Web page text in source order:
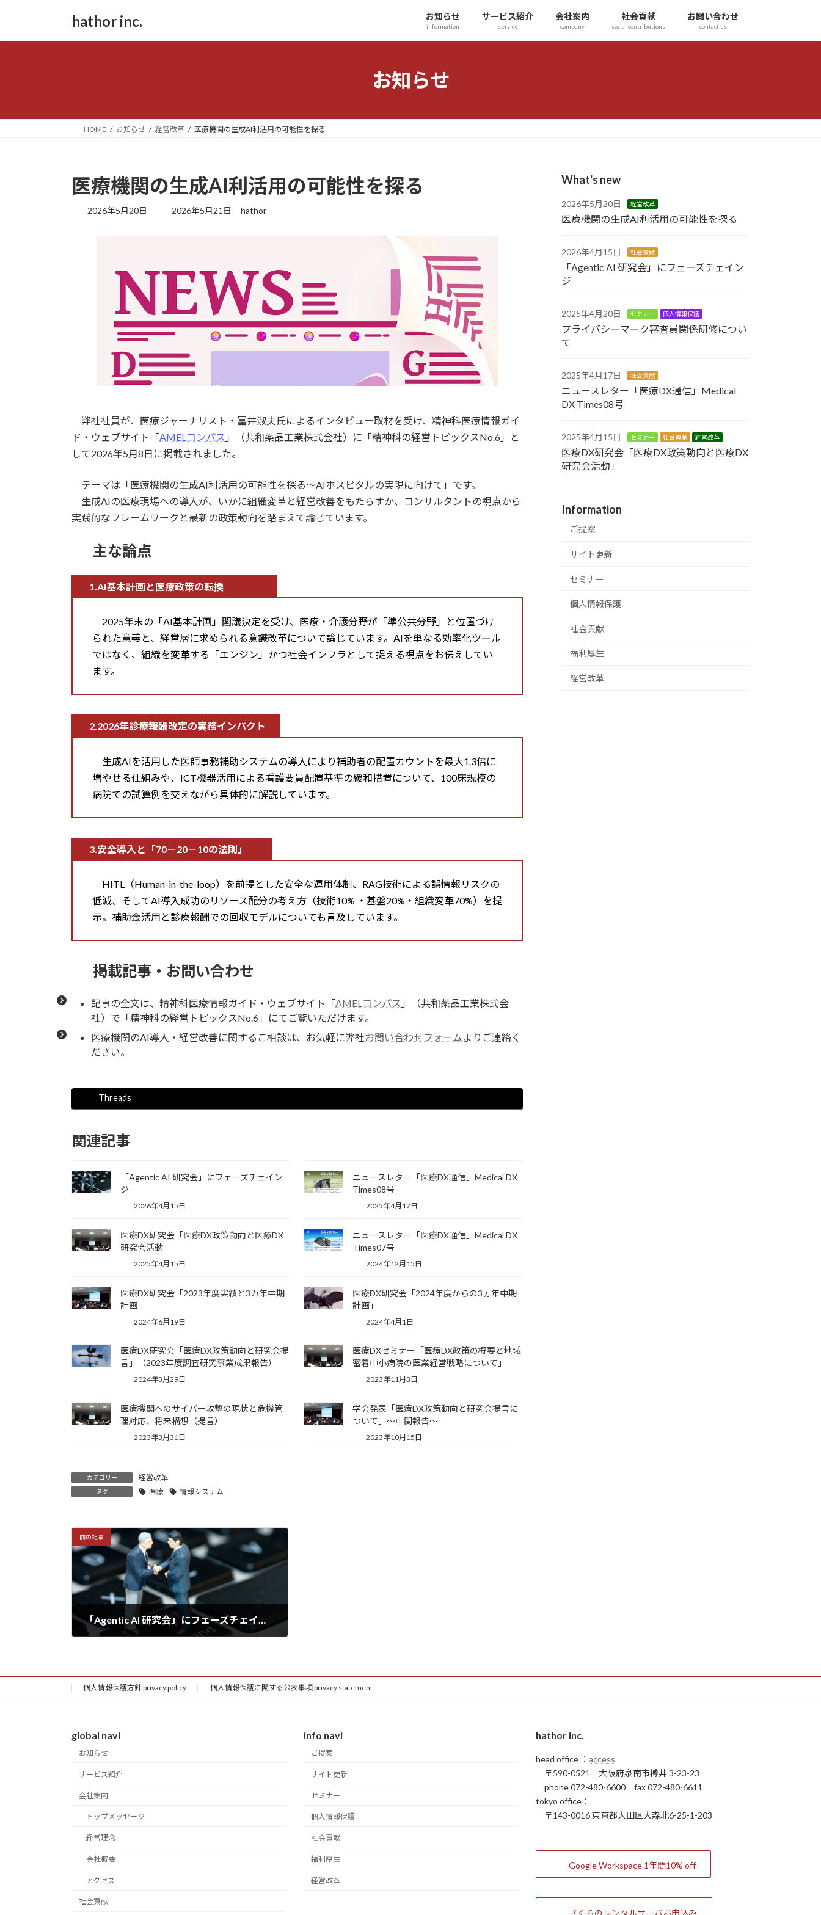
hathor inc. お知らせ
information
サービス紹介
service
会社案内
company
社会貢献
social contributions
お問い合わせ
contact us
お知らせ
HOME お知らせ 経営改革 医療機関の生成AI利活用の可能性を探る
医療機関の生成AI利活用の可能性を探る
2026年5月20日
最
時
2026年5月21日 hathor
弊社社員が、医療ジャーナリスト・冨井淑夫氏によるインタビュー取材を受け、精神科医療情報ガイ
ド・ウェブサイト「AMELコンパス 」（共和薬品工業株式会社）に「精神科の経営トピックスNo.6」と
して2026年5月8日に掲載されました。
テーマは「医療機関の生成AI利活用の可能性を探る〜AIホスピタルの実現に向けて」です。
生成AIの医療現場への導入が、いかに組織変革と経営改善をもたらすか、コンサルタントの視点から
実践的なフレームワークと最新の政策動向を踏まえて論じています。
主な論点
1.AI基本計画と医療政策の転換
2025年末の「AI基本計画」閣議決定を受け、医療・介護分野が「準公共分野」と位置づけ
られた意義と、経営層に求められる意識改革について論じています。AIを単なる効率化ツール
ではなく、組織を変革する「エンジン」かつ社会インフラとして捉える視点をお伝えしてい
ます。
2.2026年診療報酬改定の実務インパクト
生成AIを活用した医師事務補助システムの導入により補助者の配置カウントを最大1.3倍に
増やせる仕組みや、ICT機器活用による看護要員配置基準の緩和措置について、100床規模の
病院での試算例を交えながら具体的に解説しています。
3.安全導入と「70－20－10の法則」
HITL（Human-in-the-loop）を前提とした安全な運用体制、RAG技術による誤情報リスクの
低減、そしてAI導入成功のリソース配分の考え方（技術10% ・基盤20%・組織変革70%）を提
示。補助金活用と診療報酬での回収モデルについても言及しています。
掲載記事・お問い合わせ
記事の全文は、精神科医療情報ガイド・ウェブサイト「AMELコンパス 」（共和薬品工業株式会
社）で「精神科の経営トピックスNo.6」にてご覧いただけます。
医療機関のAI導入・経営改善に関するご相談は、お気軽に弊社お問い合わせフォームよりご連絡く
ださい。
Threads
関連記事
「Agentic AI 研究会」にフェーズチェイン
ジ
2026年4月15日
ニュースレター「医療DX通信」Medical DX
Times08号
2025年4月17日
医療DX研究会「医療DX政策動向と医療DX
研究会活動」
2025年4月15日
ニュースレター「医療DX通信」Medical DX
Times07号
2024年12月15日
医療DX研究会「2023年度実績と3カ年中期
計画」
2024年6月19日
医療DX研究会「2024年度からの3ヵ年中期
計画」
2024年4月1日
医療DX研究会「医療DX政策動向と研究会提
言」（2023年度調査研究事業成果報告）
2024年3月29日
医療DXセミナー「医療DX政策の概要と地域
密着中小病院の医業経営戦略について」
2023年11月3日
医療機関へのサイバー攻撃の現状と危機管
理対応、将来構想（提言）
2023年3月31日
学会発表「医療DX政策動向と研究会提言に
ついて」～中間報告～
2023年10月15日
カテゴリー 経営改革
タグ 医療 情報システム
前の記事
「Agentic AI 研究会」にフェーズチェインジ
What's new
2026年5月20日 経営改革
医療機関の生成AI利活用の可能性を探る
2026年4月15日 社会貢献
「Agentic AI 研究会」にフェーズチェイン
ジ
2025年4月20日 セミナー 個人情報保護
プライバシーマーク審査員関係研修につい
て
2025年4月17日 社会貢献
ニュースレター「医療DX通信」Medical
DX Times08号
2025年4月15日 セミナー 社会貢献 経営改革
医療DX研究会「医療DX政策動向と医療DX
研究会活動」
Information
ご提案
サイト更新
セミナー
個人情報保護
社会貢献
福利厚生
経営改革
個人情報保護方針 privacy policy 個人情報保護に関する公表事項 privacy statement
global navi
お知らせ
サービス紹介
会社案内
トップメッセージ
経営理念
会社概要
アクセス
社会貢献
info navi
ご提案
サイト更新
セミナー
個人情報保護
社会貢献
福利厚生
経営改革
hathor inc.
head office ： access
〒590-0521 大阪府泉南市樽井 3-23-23
phone 072-480-6600 fax 072-480-6611
tokyo office：
〒143-0016 東京都大田区大森北6-25-1-203
Google Workspace 1年間10% off
さくらのレンタルサーバお申込み